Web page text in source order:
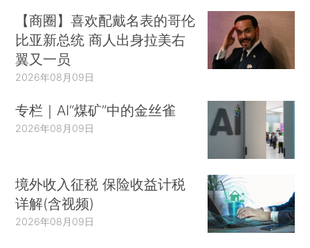
【商圈】喜欢配戴名表的哥伦
比亚新总统 商人出身拉美右
翼又一员
2026年08月09日
专栏｜AI“煤矿”中的金丝雀
2026年08月09日
境外收入征税 保险收益计税
详解(含视频)
2026年08月09日